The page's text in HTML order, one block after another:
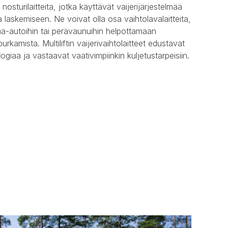
jotka käyttävät vaijerijärjestelmää
laskemiseen. Ne voivat olla osa vaihtolavalaitteita,
autoihin tai perävaunuihin helpottamaan
Multiliftin vaijerivaihtolaitteet edustavat
ja vastaavat vaativimpiinkin kuljetustarpeisiin.